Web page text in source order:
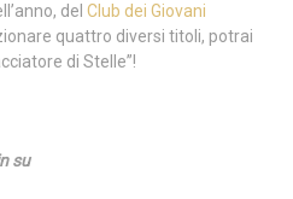
del Club dei Giovani
quattro diversi titoli, potrai
di Stelle”!
su